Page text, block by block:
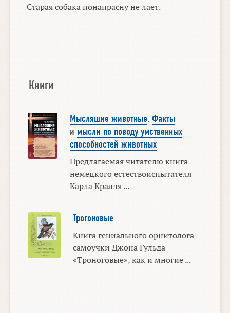
Старая собака понапрасну не лает.
Книги
Мыслящие животные. Факты
и мысли по поводу умственных
способностей животных
Предлагаемая читателю книга
немецкого естествоиспытателя
Карла Кралля ...
Трогоновые
Книга гениального орнитолога-
самоучки Джона Гульда
«Троноговые», как и многие ...